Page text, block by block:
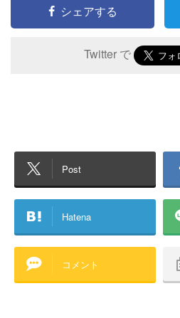
シェアする
Twitter で
Post
Hatena
コメント